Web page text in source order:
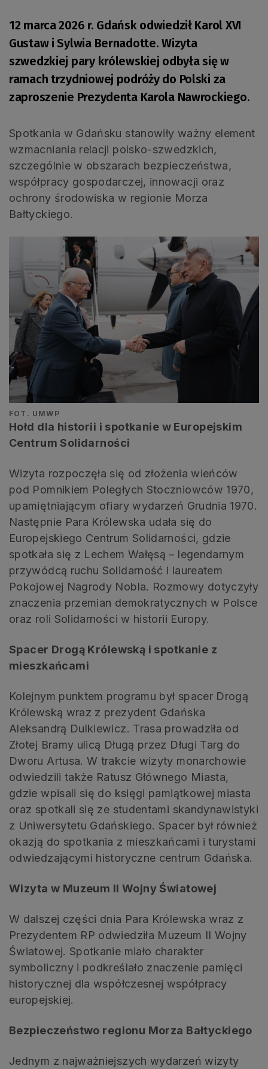
12 marca 2026 r. Gdańsk odwiedził Karol XVI
Gustaw i Sylwia Bernadotte. Wizyta
szwedzkiej pary królewskiej odbyła się w
ramach trzydniowej podróży do Polski za
zaproszenie Prezydenta Karola Nawrockiego.
Spotkania w Gdańsku stanowiły ważny element
wzmacniania relacji polsko-szwedzkich,
szczególnie w obszarach bezpieczeństwa,
współpracy gospodarczej, innowacji oraz
ochrony środowiska w regionie Morza
Bałtyckiego.
FOT. UMWP
Hołd dla historii i spotkanie w Europejskim
Centrum Solidarności
Wizyta rozpoczęła się od złożenia wieńców
pod Pomnikiem Poległych Stoczniowców 1970,
upamiętniającym ofiary wydarzeń Grudnia 1970.
Następnie Para Królewska udała się do
Europejskiego Centrum Solidarności, gdzie
spotkała się z Lechem Wałęsą – legendarnym
przywódcą ruchu Solidarność i laureatem
Pokojowej Nagrody Nobla. Rozmowy dotyczyły
znaczenia przemian demokratycznych w Polsce
oraz roli Solidarności w historii Europy.
Spacer Drogą Królewską i spotkanie z
mieszkańcami
Kolejnym punktem programu był spacer Drogą
Królewską wraz z prezydent Gdańska
Aleksandrą Dulkiewicz. Trasa prowadziła od
Złotej Bramy ulicą Długą przez Długi Targ do
Dworu Artusa. W trakcie wizyty monarchowie
odwiedzili także Ratusz Głównego Miasta,
gdzie wpisali się do księgi pamiątkowej miasta
oraz spotkali się ze studentami skandynawistyki
z Uniwersytetu Gdańskiego. Spacer był również
okazją do spotkania z mieszkańcami i turystami
odwiedzającymi historyczne centrum Gdańska.
Wizyta w Muzeum II Wojny Światowej
W dalszej części dnia Para Królewska wraz z
Prezydentem RP odwiedziła Muzeum II Wojny
Światowej. Spotkanie miało charakter
symboliczny i podkreślało znaczenie pamięci
historycznej dla współczesnej współpracy
europejskiej.
Bezpieczeństwo regionu Morza Bałtyckiego
Jednym z najważniejszych wydarzeń wizyty